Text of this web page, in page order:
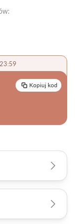
Kopiuj kod